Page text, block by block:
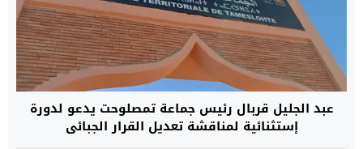
عبد الجليل قربال رئيس جماعة تمصلوحت يدعو لدورة
إستثنائية لمناقشة تعديل القرار الجبائي